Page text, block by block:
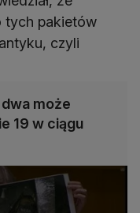
tych pakietów
czyli
może
19 w ciągu